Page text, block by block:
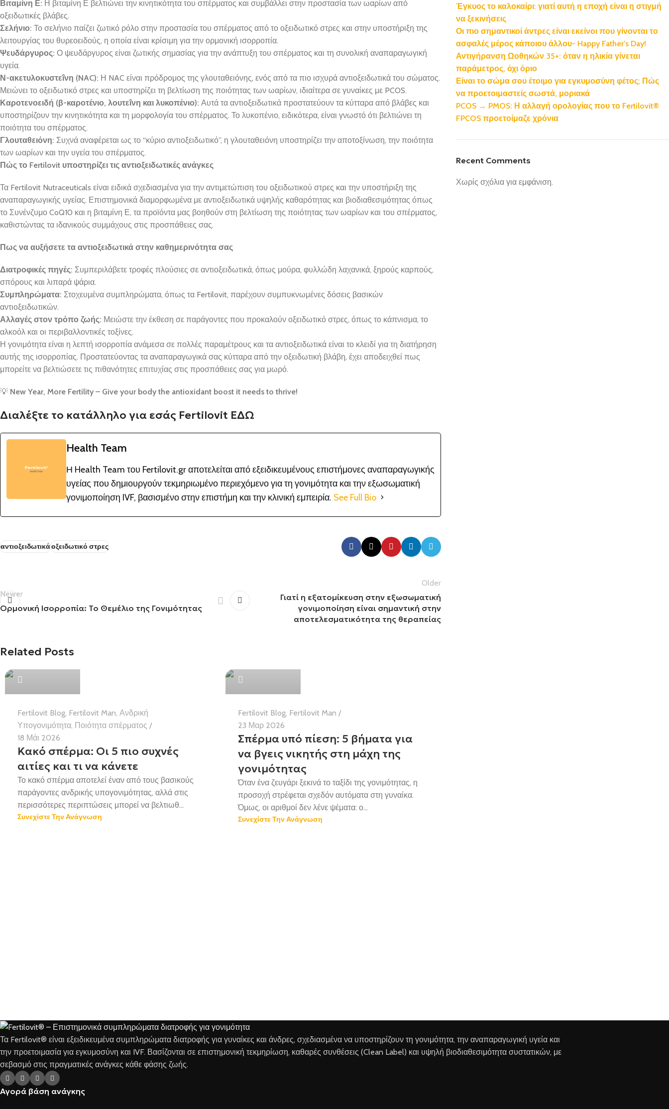
Βιταμίνη Ε: Η βιταμίνη Ε βελτιώνει την κινητικότητα του σπέρματος και συμβάλλει στην προστασία των ωαρίων από
οξειδωτικές βλάβες.
Σελήνιο: Το σελήνιο παίζει ζωτικό ρόλο στην προστασία του σπέρματος από το οξειδωτικό στρες και στην υποστήριξη της
λειτουργίας του θυρεοειδούς, η οποία είναι κρίσιμη για την ορμονική ισορροπία.
Ψευδάργυρος: Ο ψευδάργυρος είναι ζωτικής σημασίας για την ανάπτυξη του σπέρματος και τη συνολική αναπαραγωγική
υγεία.
Ν-ακετυλοκυστεΐνη (NAC): Η NAC είναι πρόδρομος της γλουταθειόνης, ενός από τα πιο ισχυρά αντιοξειδωτικά του σώματος.
Μειώνει το οξειδωτικό στρες και υποστηρίζει τη βελτίωση της ποιότητας των ωαρίων, ιδιαίτερα σε γυναίκες με PCOS.
Καροτενοειδή (β-καροτένιο, λουτεΐνη και λυκοπένιο): Αυτά τα αντιοξειδωτικά προστατεύουν τα κύτταρα από βλάβες και
υποστηρίζουν την κινητικότητα και τη μορφολογία του σπέρματος. Το λυκοπένιο, ειδικότερα, είναι γνωστό ότι βελτιώνει τη
ποιότητα του σπέρματος.
Γλουταθειόνη: Συχνά αναφέρεται ως το “κύριο αντιοξειδωτικό”, η γλουταθειόνη υποστηρίζει την αποτοξίνωση, την ποιότητα
των ωαρίων και την υγεία του σπέρματος.
Πώς το Fertilovit υποστηρίζει τις αντιοξειδωτικές ανάγκες
Τα Fertilovit Nutraceuticals είναι ειδικά σχεδιασμένα για την αντιμετώπιση του οξειδωτικού στρες και την υποστήριξη της
αναπαραγωγικής υγείας. Επιστημονικά διαμορφωμένα με αντιοξειδωτικά υψηλής καθαρότητας και βιοδιαθεσιμότητας όπως
το Συνένζυμο CoQ10 και η βιταμίνη Ε, τα προϊόντα μας βοηθούν στη βελτίωση της ποιότητας των ωαρίων και του σπέρματος,
καθιστώντας τα ιδανικούς συμμάχους στις προσπάθειες σας.
Πως να αυξήσετε τα αντιοξειδωτικά στην καθημερινότητα σας
Διατροφικές πηγές: Συμπεριλάβετε τροφές πλούσιες σε αντιοξειδωτικά, όπως μούρα, φυλλώδη λαχανικά, ξηρούς καρπούς,
σπόρους και λιπαρά ψάρια.
Συμπληρώματα: Στοχευμένα συμπληρώματα, όπως τα Fertilovit, παρέχουν συμπυκνωμένες δόσεις βασικών
αντιοξειδωτικών.
Αλλαγές στον τρόπο ζωής: Μειώστε την έκθεση σε παράγοντες που προκαλούν οξειδωτικό στρες, όπως το κάπνισμα, το
αλκοόλ και οι περιβαλλοντικές τοξίνες.
Η γονιμότητα είναι η λεπτή ισορροπία ανάμεσα σε πολλές παραμέτρους και τα αντιοξειδωτικά είναι το κλειδί για τη διατήρηση
αυτής της ισορροπίας. Προστατεύοντας τα αναπαραγωγικά σας κύτταρα από την οξειδωτική βλάβη, έχει αποδειχθεί πως
μπορείτε να βελτιώσετε τις πιθανότητες επιτυχίας στις προσπάθειες σας για μωρό.
💡 New Year, More Fertility – Give your body the antioxidant boost it needs to thrive!
Διαλέξτε το κατάλληλο για εσάς Fertilovit ΕΔΩ
Health Team
Η Health Team του Fertilovit.gr αποτελείται από εξειδικευμένους επιστήμονες αναπαραγωγικής
υγείας που δημιουργούν τεκμηριωμένο περιεχόμενο για τη γονιμότητα και την εξωσωματική
γονιμοποίηση IVF, βασισμένο στην επιστήμη και την κλινική εμπειρία. See Full Bio
αντιοξειδωτικάοξειδωτικό στρες
Newer
Ορμονική Ισορροπία: Το Θεμέλιο της Γονιμότητας
Older
Γιατί η εξατομίκευση στην εξωσωματική
γονιμοποίηση είναι σημαντική στην
αποτελεσματικότητα της θεραπείας
Related Posts
Fertilovit Blog, Fertilovit Man, Ανδρική
Υπογονιμότητα, Ποιότητα σπέρματος
18 Μάι 2026
Κακό σπέρμα: Οι 5 πιο συχνές
αιτίες και τι να κάνετε
Το κακό σπέρμα αποτελεί έναν από τους βασικούς
παράγοντες ανδρικής υπογονιμότητας, αλλά στις
περισσότερες περιπτώσεις μπορεί να βελτιωθ...
Συνεχίστε Την Ανάγνωση
Fertilovit Blog, Fertilovit Man
23 Μαρ 2026
Σπέρμα υπό πίεση: 5 βήματα για
να βγεις νικητής στη μάχη της
γονιμότητας
Όταν ένα ζευγάρι ξεκινά το ταξίδι της γονιμότητας, η
προσοχή στρέφεται σχεδόν αυτόματα στη γυναίκα.
Όμως, οι αριθμοί δεν λένε ψέματα: ο...
Συνεχίστε Την Ανάγνωση
Έγκυος το καλοκαίρι: γιατί αυτή η εποχή είναι η στιγμή
να ξεκινήσεις
Οι πιο σημαντικοί άντρες είναι εκείνοι που γίνονται το
ασφαλές μέρος κάποιου άλλου- Happy Father’s Day!
Αντιγήρανση Ωοθηκών 35+: όταν η ηλικία γίνεται
παράμετρος, όχι όριο
Είναι το σώμα σου έτοιμο για εγκυμοσύνη φέτος; Πώς
να προετοιμαστείς σωστά, μοριακά
PCOS → PMOS: Η αλλαγή ορολογίας που το Fertilovit®
FPCOS προετοίμαζε χρόνια
Recent Comments
Χωρίς σχόλια για εμφάνιση.
Τα Fertilovit® είναι εξειδικευμένα συμπληρώματα διατροφής για γυναίκες και άνδρες, σχεδιασμένα να υποστηρίζουν τη γονιμότητα, την αναπαραγωγική υγεία και
την προετοιμασία για εγκυμοσύνη και IVF. Βασίζονται σε επιστημονική τεκμηρίωση, καθαρές συνθέσεις (Clean Label) και υψηλή βιοδιαθεσιμότητα συστατικών, με
σεβασμό στις πραγματικές ανάγκες κάθε φάσης ζωής.
Αγορά βάση ανάγκης